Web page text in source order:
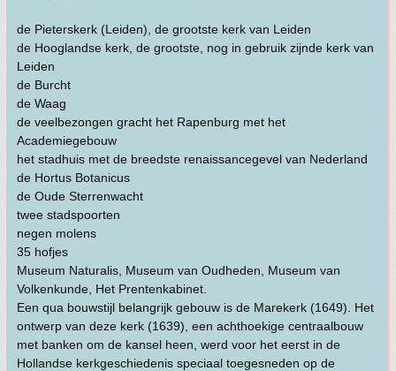
de Pieterskerk (Leiden), de grootste kerk van Leiden
de Hooglandse kerk, de grootste, nog in gebruik zijnde kerk van
Leiden
de Burcht
de Waag
de veelbezongen gracht het Rapenburg met het
Academiegebouw
het stadhuis met de breedste renaissancegevel van Nederland
de Hortus Botanicus
de Oude Sterrenwacht
twee stadspoorten
negen molens
35 hofjes
Museum Naturalis, Museum van Oudheden, Museum van
Volkenkunde, Het Prentenkabinet.
Een qua bouwstijl belangrijk gebouw is de Marekerk (1649). Het
ontwerp van deze kerk (1639), een achthoekige centraalbouw
met banken om de kansel heen, werd voor het eerst in de
Hollandse kerkgeschiedenis speciaal toegesneden op de